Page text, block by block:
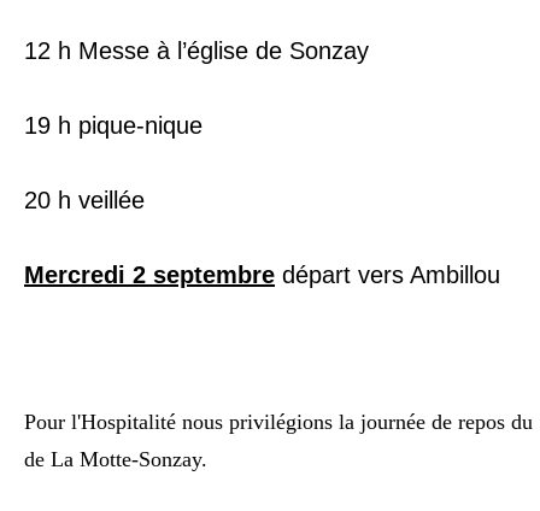
12 h Messe à l’église de Sonzay
19 h pique-nique
20 h veillée
Mercredi 2 septembre départ vers Ambillou
Pour l'Hospitalité nous privilégions la journée de repos du
de La Motte-Sonzay.